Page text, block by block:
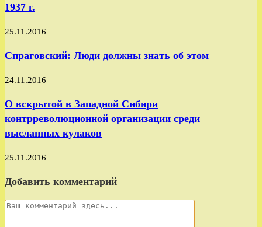
1937 г.
25.11.2016
Спраговский: Люди должны знать об этом
24.11.2016
О вскрытой в Западной Сибири
контрреволюционной организации среди
высланных кулаков
25.11.2016
Добавить комментарий
Комментарий